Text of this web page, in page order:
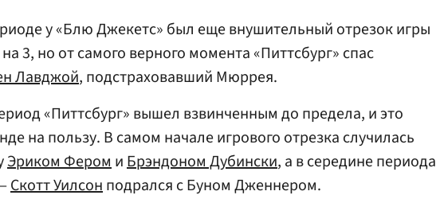
у «Блю Джекетс» был еще внушительный отрезок игры
3, но от самого верного момента «Питтсбург» спас
Лавджой, подстраховавший Мюррея.
«Питтсбург» вышел взвинченным до предела, и это
на пользу. В самом начале игрового отрезка случилась
Эриком ФеромиБрэндоном Дубински, а в середине периода
Скотт Уилсонподрался с Буном Дженнером.